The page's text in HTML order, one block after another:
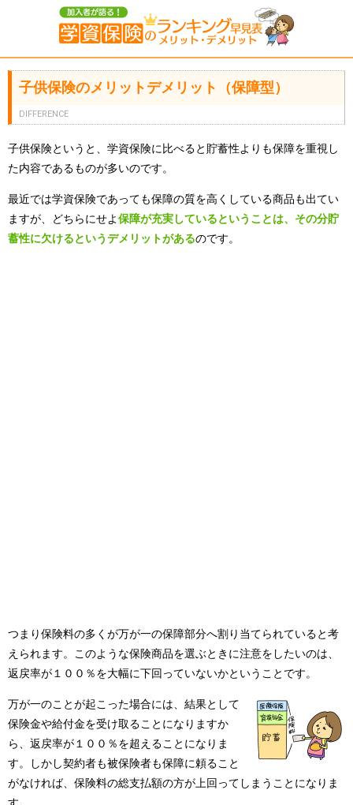
子供保険のメリットデメリット（保障型）
DIFFERENCE
子供保険というと、学資保険に比べると貯蓄性よりも保障を重視し
た内容であるものが多いのです。
最近では学資保険であっても保障の質を高くしている商品も出てい
ますが、どちらにせよ保障が充実しているということは、その分貯
蓄性に欠けるというデメリットがあるのです。
つまり保険料の多くが万が一の保障部分へ割り当てられていると考
えられます。このような保険商品を選ぶときに注意をしたいのは、
返戻率が１００％を大幅に下回っていないかということです。
万が一のことが起こった場合には、結果として
保険金や給付金を受け取ることになりますか
ら、返戻率が１００％を超えることになりま
す。しかし契約者も被保険者も保障に頼ること
がなければ、保険料の総支払額の方が上回ってしまうことになりま